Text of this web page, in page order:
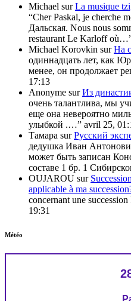
Michael surLa musique
“Cher Paskal, je cherche
Дальская. Nous nous
restaurant Le Karloff où…
Michael Korovkin surНа
одиннадцать лет, как
менее, он продолжает
17:13
Anonyme surИз
очень талантлива, мы
еще она невероятно
улыбкой .…” avril 25,
Тамара surРусский
дедушка Иван
может быть записан
составе 1 бр. 1
OUJAROU sur
applicable à ma
concernant une
19:31
Météo